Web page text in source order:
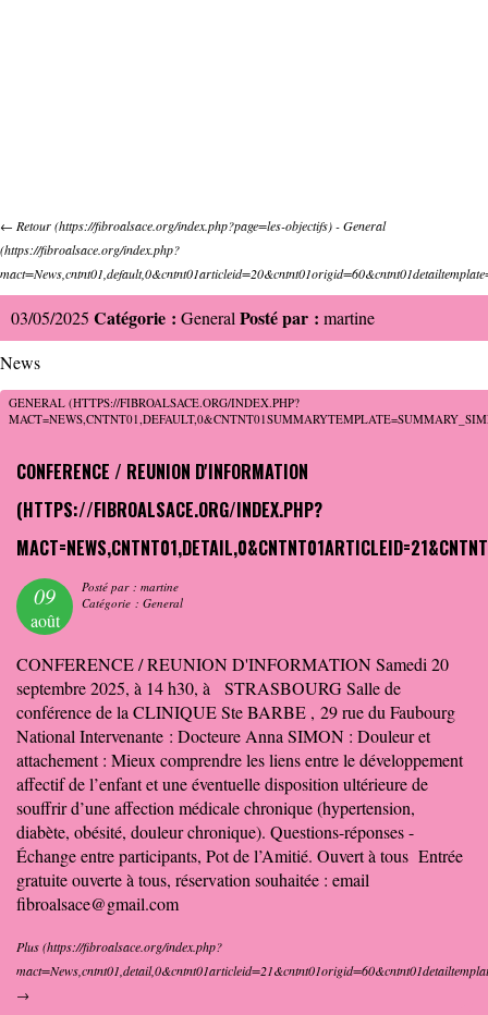
← Retour -General
03/05/2025 Catégorie : General Posté par : martine
News
GENERAL
CONFERENCE / REUNION D'INFORMATION
09
août
Posté par : martine
Catégorie : General
CONFERENCE / REUNION D'INFORMATION Samedi 20
septembre 2025, à 14 h30, à STRASBOURG Salle de
conférence de la CLINIQUE Ste BARBE , 29 rue du Faubourg
National Intervenante : Docteure Anna SIMON : Douleur et
attachement : Mieux comprendre les liens entre le développement
affectif de l’enfant et une éventuelle disposition ultérieure de
souffrir d’une affection médicale chronique (hypertension,
diabète, obésité, douleur chronique). Questions-réponses -
Échange entre participants, Pot de l’Amitié. Ouvert à tous Entrée
gratuite ouverte à tous, réservation souhaitée : email
fibroalsace@gmail.com
Plus
→